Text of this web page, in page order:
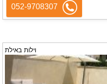
052-9708307
וילות באילת